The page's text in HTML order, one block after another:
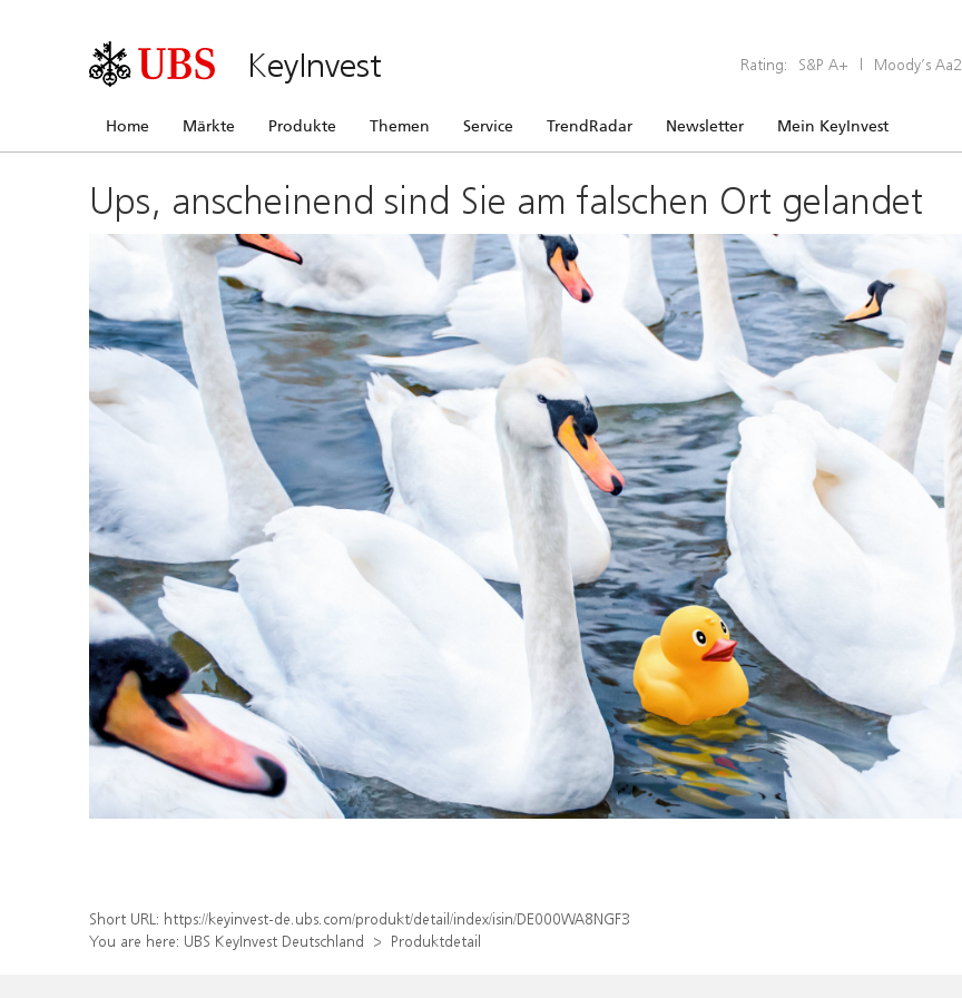
KeyInvest Rating: S&P A+ | Moody’s Aa2
Home Märkte Produkte Themen Service TrendRadar Newsletter Mein KeyInvest
Ups, anscheinend sind Sie am falschen Ort gelandet
Short URL: https://keyinvest-de.ubs.com/produkt/detail/index/isin/DE000WA8NGF3
You are here: UBS KeyInvest Deutschland Produktdetail